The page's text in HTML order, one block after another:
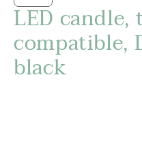
LED candle,
compatible,
black